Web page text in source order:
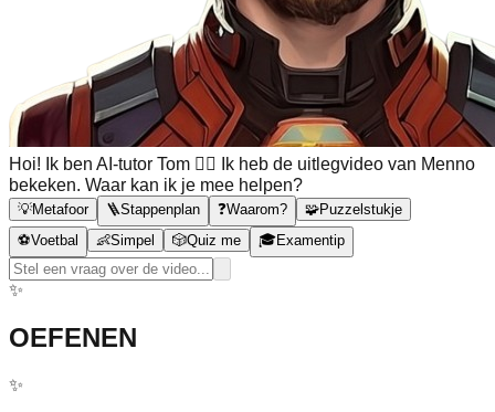
Hoi! Ik ben AI-tutor Tom 🙋‍♂️ Ik heb de uitlegvideo van Menno
bekeken. Waar kan ik je mee helpen?
💡Metafoor 🪜Stappenplan ❓Waarom? 🧩Puzzelstukje
⚽Voetbal 👶Simpel 🎲Quiz me 🎓Examentip
✨
OEFENEN
✨